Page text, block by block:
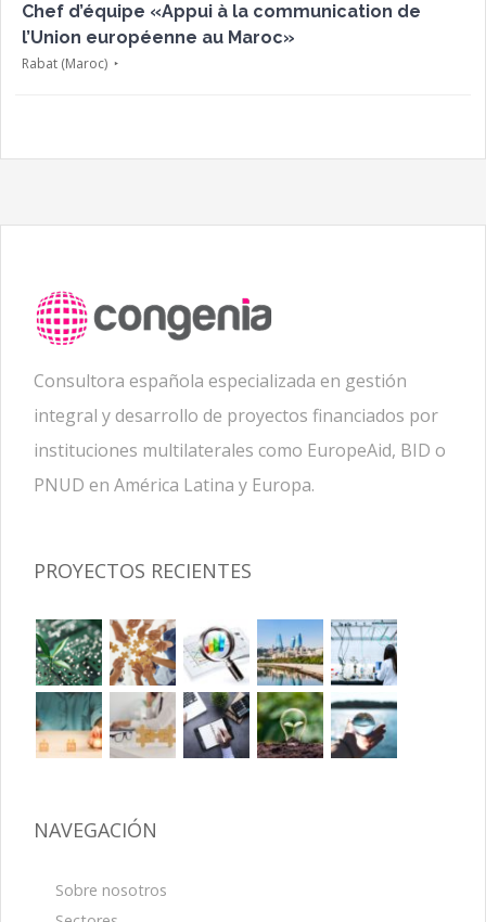
Chef d’équipe «Appui à la communication de
l’Union européenne au Maroc»
Rabat (Maroc)
Consultora española especializada en gestión
integral y desarrollo de proyectos financiados por
instituciones multilaterales como EuropeAid, BID o
PNUD en América Latina y Europa.
PROYECTOS RECIENTES
NAVEGACIÓN
Sobre nosotros